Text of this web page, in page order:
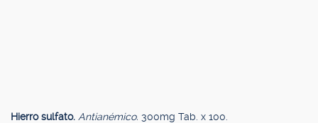
Hierro sulfato. Antianémico. 300mg Tab. x 100.